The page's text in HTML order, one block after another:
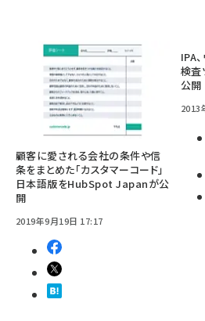
顧客に愛される会社の条件や信
条をまとめた「カスタマーコード」
日本語版をHubSpot Japanが公
開
2019年9月19日 17:17
IPA
検査
公開
2013